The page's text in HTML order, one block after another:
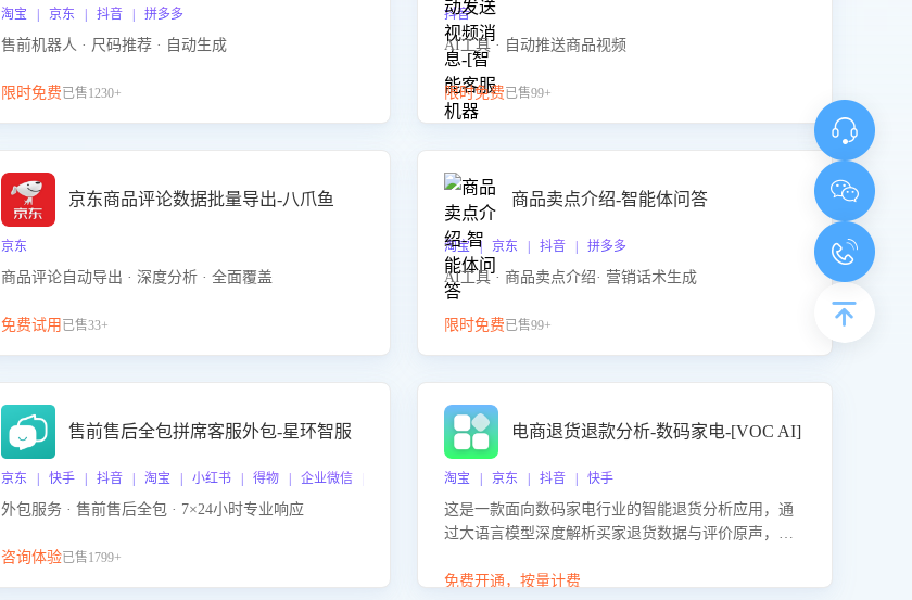
淘宝 | 京东 | 抖音 | 拼多多
售前机器人 · 尺码推荐 · 自动生成
限时免费已售1230+
抖音
AI工具 · 自动推送商品视频
限时免费已售99+
京东商品评论数据批量导出-八爪鱼
京东
商品评论自动导出 · 深度分析 · 全面覆盖
免费试用 已售33+
商品卖点介绍-智能体问答
淘宝 | 京东 | 抖音 | 拼多多
AI工具 · 商品卖点介绍· 营销话术生成
限时免费已售99+
售前售后全包拼席客服外包-星环智服
京东 | 快手 | 抖音 | 淘宝 | 小红书 | 得物 | 企业微信 | 跨平台
外包服务 · 售前售后全包 · 7×24小时专业响应
咨询体验已售1799+
电商退货退款分析-数码家电-[VOC AI]
淘宝 | 京东 | 抖音 | 快手
这是一款面向数码家电行业的智能退货分析应用，通
过大语言模型深度解析买家退货数据与评价原声，精
因，并输出可落地的改进建议，通过挖掘用户痛点驱
免费开通，按量计费